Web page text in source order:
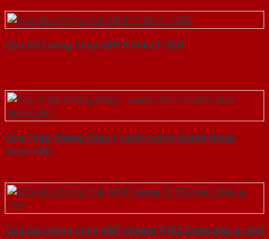
Cửa Gỗ Chống Cháy MDF P1R4-C1-SGD
Cửa Thép Chống Cháy 1 canh o kinh thanh thoat
hiem-SGD
Cửa Gỗ Chống Cháy MDF Veneer P1R5 Xoan Đào-a-SGD